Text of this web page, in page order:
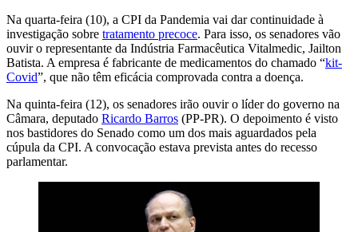
Na quarta-feira (10), a CPI da Pandemia vai dar continuidade à
investigação sobre tratamento precoce. Para isso, os senadores vão
ouvir o representante da Indústria Farmacêutica Vitalmedic, Jailton
Batista. A empresa é fabricante de medicamentos do chamado “kit-
Covid”, que não têm eficácia comprovada contra a doença.
Na quinta-feira (12), os senadores irão ouvir o líder do governo na
Câmara, deputado Ricardo Barros (PP-PR). O depoimento é visto
nos bastidores do Senado como um dos mais aguardados pela
cúpula da CPI. A convocação estava prevista antes do recesso
parlamentar.